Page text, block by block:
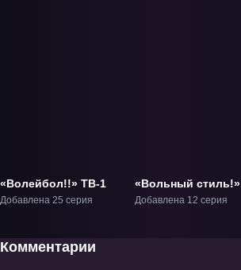
«Волейбол!!» ТВ-1
Добавлена 25 серия
«Вольный стиль!»
ТВ-1
Добавлена 12 серия
Комментарии